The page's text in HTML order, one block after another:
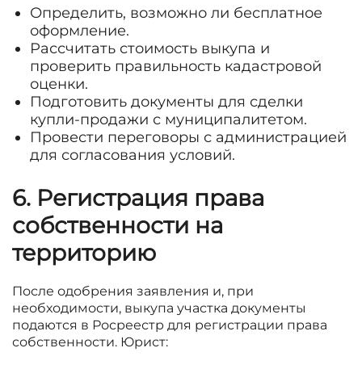
Определить, возможно ли бесплатное
оформление.
Рассчитать стоимость выкупа и
проверить правильность кадастровой
оценки.
Подготовить документы для сделки
купли-продажи с муниципалитетом.
Провести переговоры с администрацией
для согласования условий.
6. Регистрация права
собственности на
территорию
После одобрения заявления и, при
необходимости, выкупа участка документы
подаются в Росреестр для регистрации права
собственности. Юрист: